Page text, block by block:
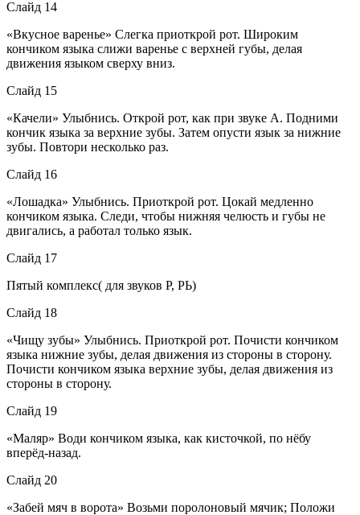
Слайд 14
«Вкусное варенье» Слегка приоткрой рот. Широким
кончиком языка слижи варенье с верхней губы, делая
движения языком сверху вниз.
Слайд 15
«Качели» Улыбнись. Открой рот, как при звуке А. Подними
кончик языка за верхние зубы. Затем опусти язык за нижние
зубы. Повтори несколько раз.
Слайд 16
«Лошадка» Улыбнись. Приоткрой рот. Цокай медленно
кончиком языка. Следи, чтобы нижняя челюсть и губы не
двигались, а работал только язык.
Слайд 17
Пятый комплекс( для звуков Р, РЬ)
Слайд 18
«Чищу зубы» Улыбнись. Приоткрой рот. Почисти кончиком
языка нижние зубы, делая движения из стороны в сторону.
Почисти кончиком языка верхние зубы, делая движения из
стороны в сторону.
Слайд 19
«Маляр» Води кончиком языка, как кисточкой, по нёбу
вперёд-назад.
Слайд 20
«Забей мяч в ворота» Возьми поролоновый мячик; Положи